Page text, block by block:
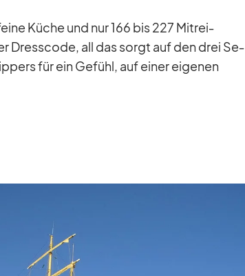
Kü­che und nur 166 bis 227 Mit­rei­
Dress­code, all das sorgt auf den drei Se­
für ein Ge­fühl, auf ei­ner ei­ge­nen